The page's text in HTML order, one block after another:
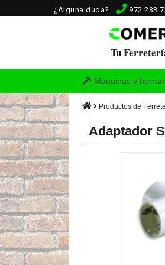
¿Alguna duda? 972 233
Tu
Máquinas y
Productos de
Adaptador